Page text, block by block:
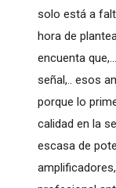
solo está a
hora de
encuenta
señal,.. esos
porque lo
calidad en la
escasa de